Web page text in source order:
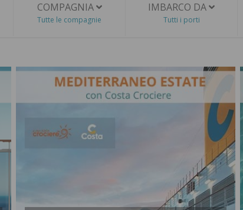
COMPAGNIA
Tutte le compagnie
IMBARCO DA
Tutti i porti